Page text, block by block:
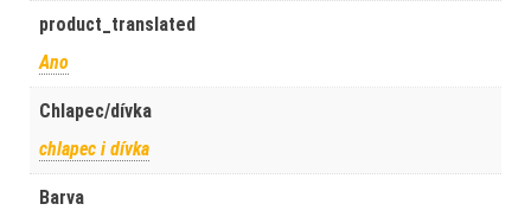
product_translated
Ano
Chlapec/dívka
chlapec i dívka
Barva